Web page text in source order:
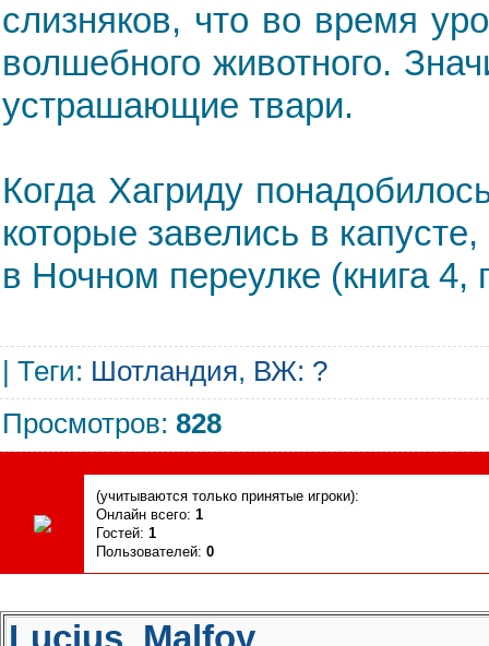
слизняков, что во время
волшебного животного.
устрашающие твари.
Когда Хагриду
которые завелись в
в Ночном переулке (книга 4,
| Теги: Шотландия, ВЖ: ?
Просмотров: 828
(учитываются только принятые игроки):
Онлайн всего: 1
Гостей: 1
Пользователей: 0